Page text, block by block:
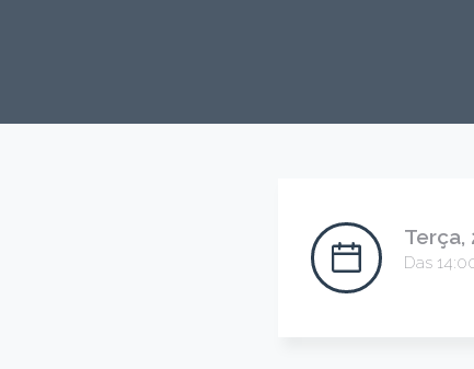
Terça,
Das